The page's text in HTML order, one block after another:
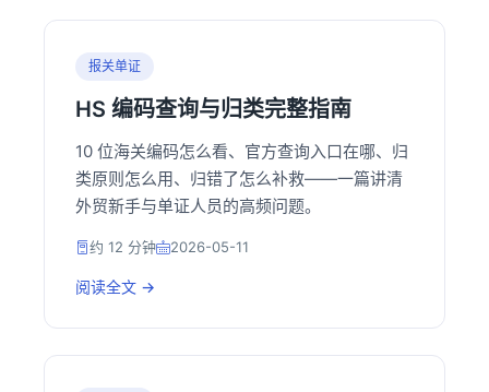
报关单证
HS 编码查询与归类完整指南
10 位海关编码怎么看、官方查询入口在哪、归
类原则怎么用、归错了怎么补救——一篇讲清
外贸新手与单证人员的高频问题。
约 12 分钟 2026-05-11
阅读全文 →